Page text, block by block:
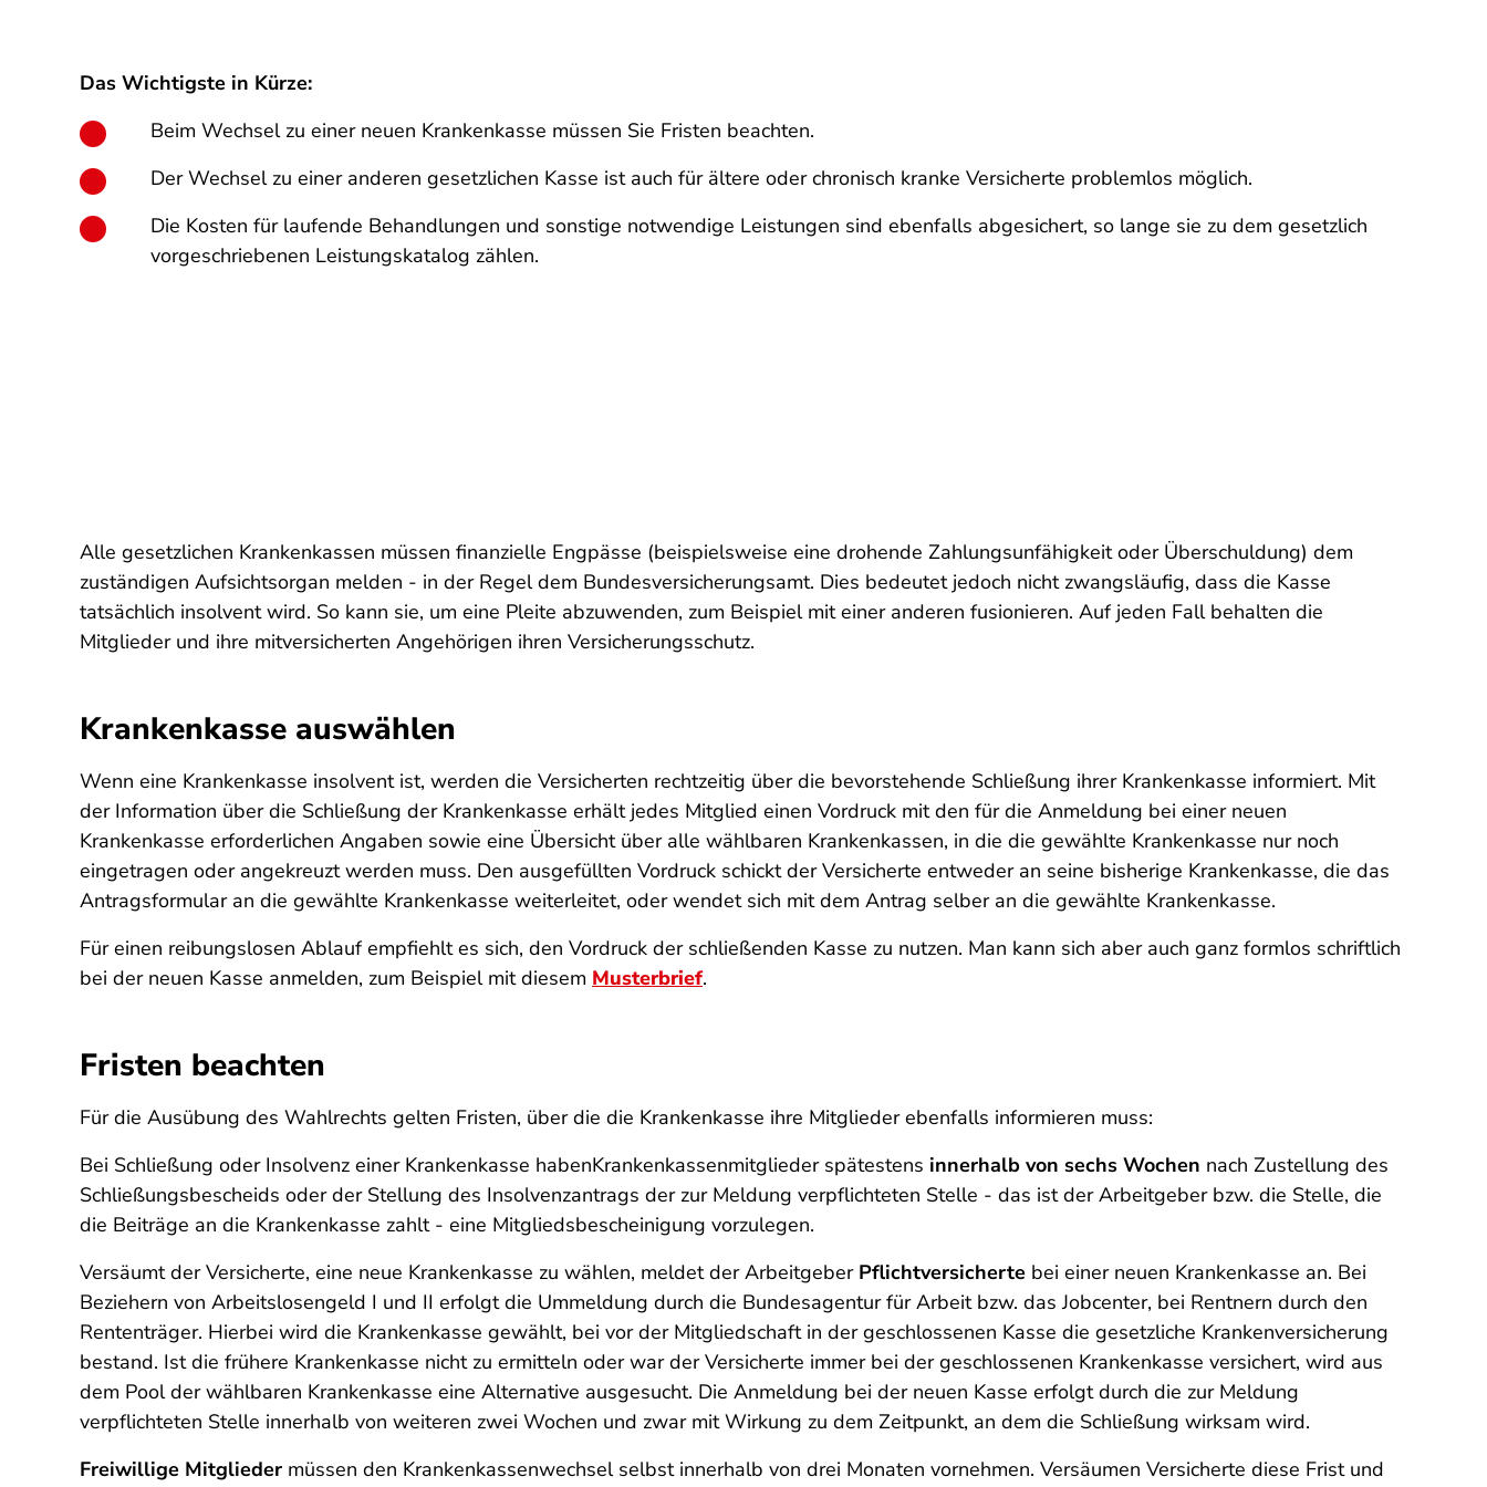
Das Wichtigste in Kürze:
Beim Wechsel zu einer neuen Krankenkasse müssen Sie Fristen beachten.
Der Wechsel zu einer anderen gesetzlichen Kasse ist auch für ältere oder chronisch kranke Versicherte problemlos möglich.
Die Kosten für laufende Behandlungen und sonstige notwendige Leistungen sind ebenfalls abgesichert, so lange sie zu dem gesetzlich
vorgeschriebenen Leistungskatalog zählen.
Alle gesetzlichen Krankenkassen müssen finanzielle Engpässe (beispielsweise eine drohende Zahlungsunfähigkeit oder Überschuldung) dem
zuständigen Aufsichtsorgan melden - in der Regel dem Bundesversicherungsamt. Dies bedeutet jedoch nicht zwangsläufig, dass die Kasse
tatsächlich insolvent wird. So kann sie, um eine Pleite abzuwenden, zum Beispiel mit einer anderen fusionieren. Auf jeden Fall behalten die
Mitglieder und ihre mitversicherten Angehörigen ihren Versicherungsschutz.
Krankenkasse auswählen
Wenn eine Krankenkasse insolvent ist, werden die Versicherten rechtzeitig über die bevorstehende Schließung ihrer Krankenkasse informiert. Mit
der Information über die Schließung der Krankenkasse erhält jedes Mitglied einen Vordruck mit den für die Anmeldung bei einer neuen
Krankenkasse erforderlichen Angaben sowie eine Übersicht über alle wählbaren Krankenkassen, in die die gewählte Krankenkasse nur noch
eingetragen oder angekreuzt werden muss. Den ausgefüllten Vordruck schickt der Versicherte entweder an seine bisherige Krankenkasse, die das
Antragsformular an die gewählte Krankenkasse weiterleitet, oder wendet sich mit dem Antrag selber an die gewählte Krankenkasse.
Für einen reibungslosen Ablauf empfiehlt es sich, den Vordruck der schließenden Kasse zu nutzen. Man kann sich aber auch ganz formlos schriftlich
bei der neuen Kasse anmelden, zum Beispiel mit diesem Musterbrief.
Fristen beachten
Für die Ausübung des Wahlrechts gelten Fristen, über die die Krankenkasse ihre Mitglieder ebenfalls informieren muss:
Bei Schließung oder Insolvenz einer Krankenkasse habenKrankenkassenmitglieder spätestens innerhalb von sechs Wochen nach Zustellung des
Schließungsbescheids oder der Stellung des Insolvenzantrags der zur Meldung verpflichteten Stelle - das ist der Arbeitgeber bzw. die Stelle, die
die Beiträge an die Krankenkasse zahlt - eine Mitgliedsbescheinigung vorzulegen.
Versäumt der Versicherte, eine neue Krankenkasse zu wählen, meldet der Arbeitgeber Pflichtversicherte bei einer neuen Krankenkasse an. Bei
Beziehern von Arbeitslosengeld I und II erfolgt die Ummeldung durch die Bundesagentur für Arbeit bzw. das Jobcenter, bei Rentnern durch den
Rententräger. Hierbei wird die Krankenkasse gewählt, bei vor der Mitgliedschaft in der geschlossenen Kasse die gesetzliche Krankenversicherung
bestand. Ist die frühere Krankenkasse nicht zu ermitteln oder war der Versicherte immer bei der geschlossenen Krankenkasse versichert, wird aus
dem Pool der wählbaren Krankenkasse eine Alternative ausgesucht. Die Anmeldung bei der neuen Kasse erfolgt durch die zur Meldung
verpflichteten Stelle innerhalb von weiteren zwei Wochen und zwar mit Wirkung zu dem Zeitpunkt, an dem die Schließung wirksam wird.
Freiwillige Mitglieder müssen den Krankenkassenwechsel selbst innerhalb von drei Monaten vornehmen. Versäumen Versicherte diese Frist und